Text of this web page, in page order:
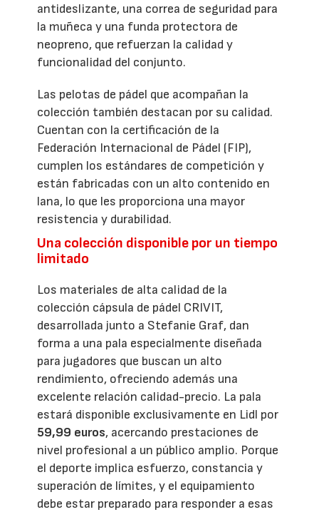
antideslizante, una correa de seguridad para
la muñeca y una funda protectora de
neopreno, que refuerzan la calidad y
funcionalidad del conjunto.
Las pelotas de pádel que acompañan la
colección también destacan por su calidad.
Cuentan con la certificación de la
Federación Internacional de Pádel (FIP),
cumplen los estándares de competición y
están fabricadas con un alto contenido en
lana, lo que les proporciona una mayor
resistencia y durabilidad.
Una colección disponible por un tiempo
limitado
Los materiales de alta calidad de la
colección cápsula de pádel CRIVIT,
desarrollada junto a Stefanie Graf, dan
forma a una pala especialmente diseñada
para jugadores que buscan un alto
rendimiento, ofreciendo además una
excelente relación calidad-precio. La pala
estará disponible exclusivamente en Lidl por
59,99 euros, acercando prestaciones de
nivel profesional a un público amplio. Porque
el deporte implica esfuerzo, constancia y
superación de límites, y el equipamiento
debe estar preparado para responder a esas